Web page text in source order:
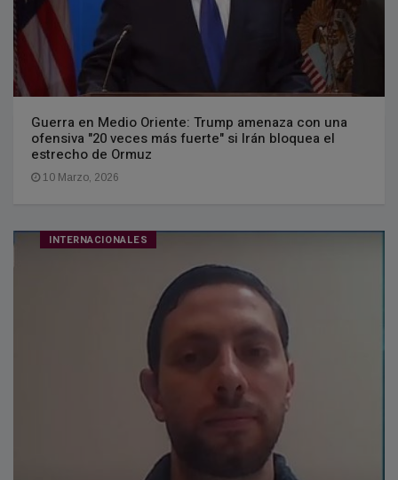
Guerra en Medio Oriente: Trump amenaza con una
ofensiva "20 veces más fuerte" si Irán bloquea el
estrecho de Ormuz
10 Marzo, 2026
INTERNACIONALES